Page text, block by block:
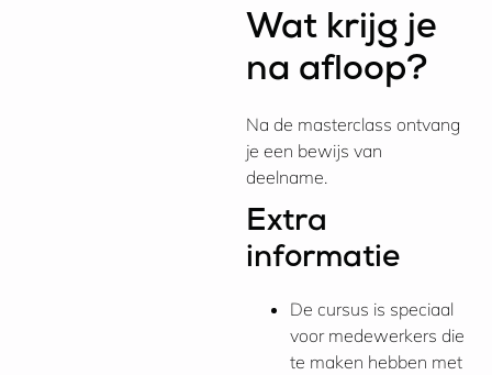
Wat krijg je
na afloop?
Na de masterclass ontvang
je een bewijs van
deelname.
Extra
informatie
De cursus is speciaal
voor medewerkers die
te maken hebben met